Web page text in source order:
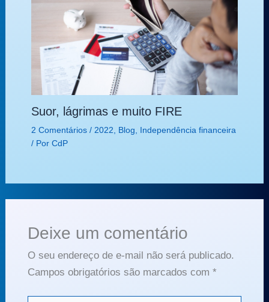
Suor, lágrimas e muito FIRE
2 Comentários / 2022 Blog
Independência financeira
/ Por CdP
Deixe um comentário
O seu endereço de e-mail não será publicado.
Campos obrigatórios são marcados com *